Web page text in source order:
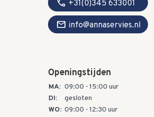
call +31(0)345 633001
mail info@annaservies.nl
Openingstijden
MA: 09:00 - 15:00 uur
DI:
gesloten
WO: 09:00 - 12:30 uur